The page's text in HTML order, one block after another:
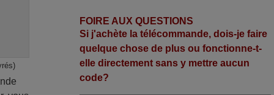
FOIRE AUX QUESTIONS
Si j'achète la télécommande, dois-je faire
quelque chose de plus ou fonctionne-t-
elle directement sans y mettre aucun
code?